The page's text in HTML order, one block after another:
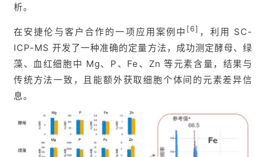
析。
在安捷伦与客户合作的一项应用案例中 [6] ，利用 SC-
ICP-MS 开发了一种准确的定量方法，成功测定酵母、绿
藻、血红细胞中 Mg、P、Fe、Zn 等元素含量，结果与
传统方法一致，且能额外获取细胞个体间的元素差异信
息。